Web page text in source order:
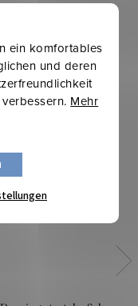
ein komfortables
und deren
Mehr